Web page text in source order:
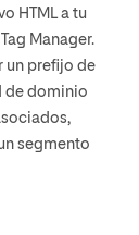
HTML a tu
Manager.
un prefijo de
de dominio
segmento